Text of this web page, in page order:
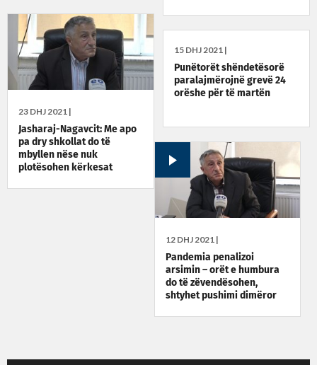
23 DHJ 2021 |
Jasharaj-Nagavcit: Me apo
pa dry shkollat do të
mbyllen nëse nuk
plotësohen kërkesat
15 DHJ 2021 |
Punëtorët shëndetësorë
paralajmërojnë grevë 24
orëshe për të martën
12 DHJ 2021 |
Pandemia penalizoi
arsimin – orët e humbura
do të zëvendësohen,
shtyhet pushimi dimëror